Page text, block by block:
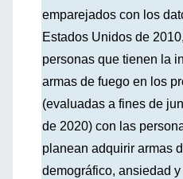
emparejados con los
Estados Unidos de
personas que tienen la
armas de fuego en los
(evaluadas a fines de
de 2020) con las
planean adquirir armas
demográfico, ansiedad